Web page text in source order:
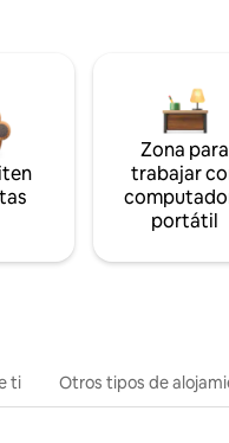
Zona para
trabajar
portátil
ti Otros tipos de